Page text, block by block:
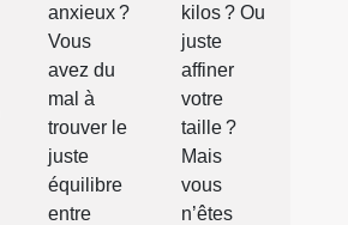
anxieux ?
Vous
avez du
mal à
trouver le
juste
équilibre
entre
kilos ? Ou
juste
affiner
votre
taille ?
Mais
vous
n’êtes